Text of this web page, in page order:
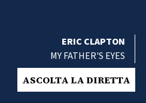
ERIC CLAPTON
MY FATHER'S EYES
ASCOLTA LA DIRETTA